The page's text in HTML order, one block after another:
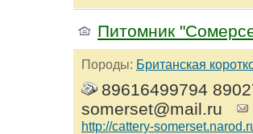
Питомник
Породы: Британская
89616499794
somerset@mail.ru
http://cattery-